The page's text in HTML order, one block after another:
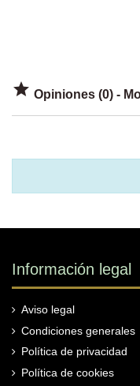
 Opiniones (0) -
Información legal
Aviso legal
Condiciones generales
Política de privacidad
Política de cookies